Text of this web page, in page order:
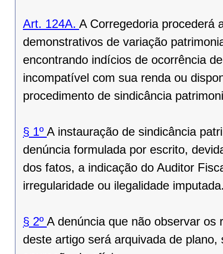
Art. 124A. A Corregedoria procederá
demonstrativos de variação
encontrando indícios de ocorrência
incompatível com sua renda ou
procedimento de sindicância
§ 1º A instauração de sindicância
denúncia formulada por escrito,
dos fatos, a indicação do Auditor
irregularidade ou ilegalidade
§ 2º A denúncia que não observar os
deste artigo será arquivada de